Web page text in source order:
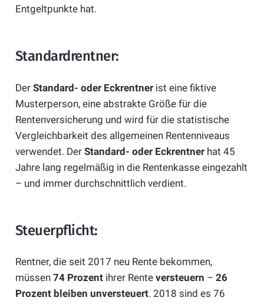
Entgeltpunkte hat.
Standardrentner:
DerStandard- oder Eckrentnerist eine fiktive
Musterperson, eine abstrakte Größe für die
Rentenversicherung und wird für die statistische
Vergleichbarkeit des allgemeinen Rentenniveaus
verwendet. Der Standard- oder Eckrentnerhat 45
Jahre lang regelmäßig in die Rentenkasse eingezahlt
– und immer durchschnittlich verdient.
Steuerpflicht:
Rentner, die seit 2017 neu Rente bekommen,
müssen 74 Prozentihrer Rente versteuern – 26
Prozent bleiben unversteuert. 2018 sind es 76